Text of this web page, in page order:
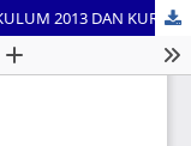
KARYA TULIS ILMIAH SISWA DALAM KURIKULUM 2013 DAN KURIKULUM MERDEKA